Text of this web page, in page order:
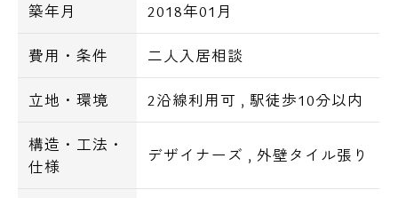
■バストイレ別
■室内洗濯機置場
■システムガスキッチン2口（グリル付き）
■浴室乾燥機
■追焚機能
■温水洗浄便座等
■エアコン
築年月 2018年01月
費用・条件 二人入居相談
立地・環境 2沿線利用可 , 駅徒歩10分以内
構造・工法・
仕様
デザイナーズ , 外壁タイル張り